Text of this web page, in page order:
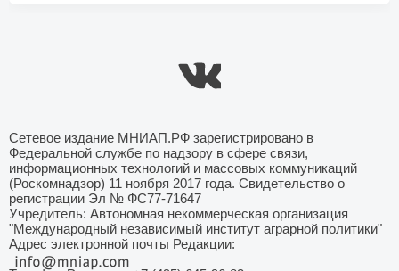
Сетевое издание МНИАП.РФ зарегистрировано в
Федеральной службе по надзору в сфере связи,
информационных технологий и массовых коммуникаций
(Роскомнадзор) 11 ноября 2017 года. Свидетельство о
регистрации Эл № ФС77-71647
Учредитель: Автономная некоммерческая организация
"Международный независимый институт аграрной политики"
Адрес электронной почты Редакции: